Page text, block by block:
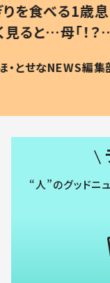
歳息
？」
編集部
小1から
ッド」
作り続
#令和の
SNSで話
“人”のグッドニ